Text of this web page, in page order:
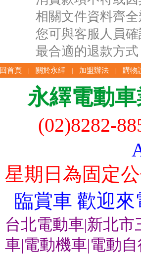
相關文件資料齊
您可與客服人員
最合適的退款方
回首頁 關於永繹 加盟辦法 購物
永繹電動
(02)8282-
星期日為固定
臨賞車 歡迎來
台北電動車|新北
車|電動機車|電動